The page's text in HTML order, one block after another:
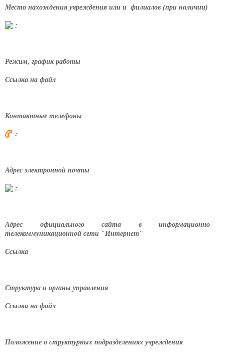
Место нахождения учреждения или и филиалов (при наличии)
:
Режим, график работы
Ссылка на файл
Контактные телефоны
:
Адрес электронной почты
:
Адрес официального сайта в информационно
телекоммуникационной сети "Интернет"
Ссылка
Структура и органы управления
Ссылка на файл
Положение о структурных подразделениях учреждения